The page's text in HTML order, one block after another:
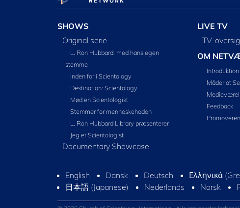
SHOWS
Original serie
L. Ron Hubbard: med hans egen
stemme
Inden for i Scientology
Destination: Scientology
Mød en Scientologist
Stemmer for menneskeheden
L. Ron Hubbard Library præsenterer
Jeg er Scientologist
Documentary Showcase
LIVE TV
TV-
OM
Introduktion
Måder at
Feedback
English Dansk Deutsch Ελληνικά
日本語 (Japanese)
Nederlands Norsk